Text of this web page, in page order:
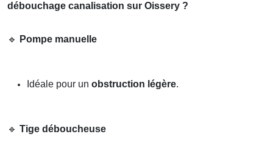
débouchage canalisation sur Oissery ?
🔹 Pompe manuelle
Idéale pour un obstruction légère.
🔹 Tige déboucheuse